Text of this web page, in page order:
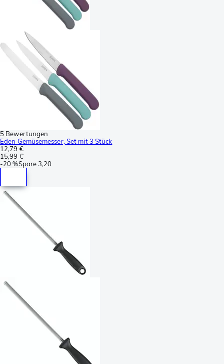
5 Bewertungen
Eden Gemüsemesser, Set mit 3 Stück
12,79 €
15,99 €
-20 %Spare3,20